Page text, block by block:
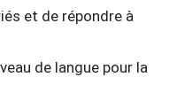
et de répondre à
de langue pour la